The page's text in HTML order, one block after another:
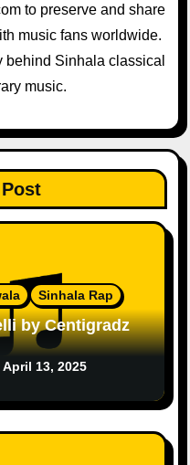
to preserve and share
music fans worldwide.
behind Sinhala classical
music.
Sinhala Rap
by Centigradz
April 13, 2025